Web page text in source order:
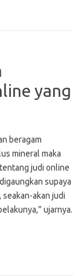
yang
beragam
mineral maka
judi online
supaya
akan judi
ujarnya.